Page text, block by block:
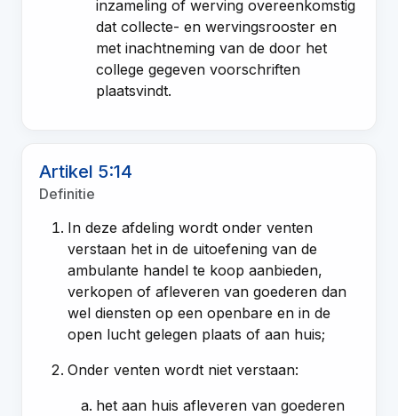
inzameling of werving overeenkomstig
dat collecte- en wervingsrooster en
met inachtneming van de door het
college gegeven voorschriften
plaatsvindt.
Artikel 5:14
Definitie
In deze afdeling wordt onder venten
verstaan het in de uitoefening van de
ambulante handel te koop aanbieden,
verkopen of afleveren van goederen dan
wel diensten op een openbare en in de
open lucht gelegen plaats of aan huis;
Onder venten wordt niet verstaan:
het aan huis afleveren van goederen